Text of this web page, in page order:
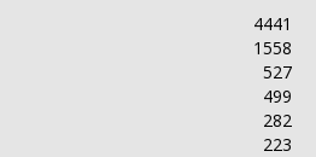
4441
1558
527
499
282
223